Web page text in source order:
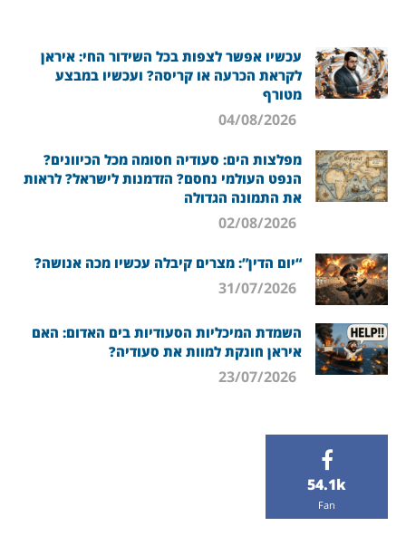
עכשיו אפשר לצפות בכל השידור החי: איראן
לקראת הכרעה או קריסה? ועכשיו במבצע
מטורף
מפלצות הים: סעודיה חסומה מכל הכיוונים?
הנפט העולמי נחסם? הזדמנות לישראל? לראות
את התמונה הגדולה
“יום הדין”: מצרים קיבלה עכשיו מכה אנושה?
השמדת המיכליות הסעודיות בים האדום: האם
איראן חונקת למוות את סעודיה?
54.1k
Fan